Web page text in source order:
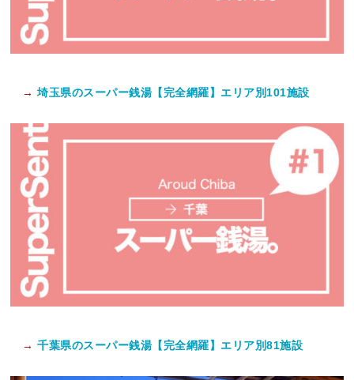
→ 埼玉県のスーパー銭湯【完全網羅】エリア別101施設
→ 千葉県のスーパー銭湯【完全網羅】エリア別81施設